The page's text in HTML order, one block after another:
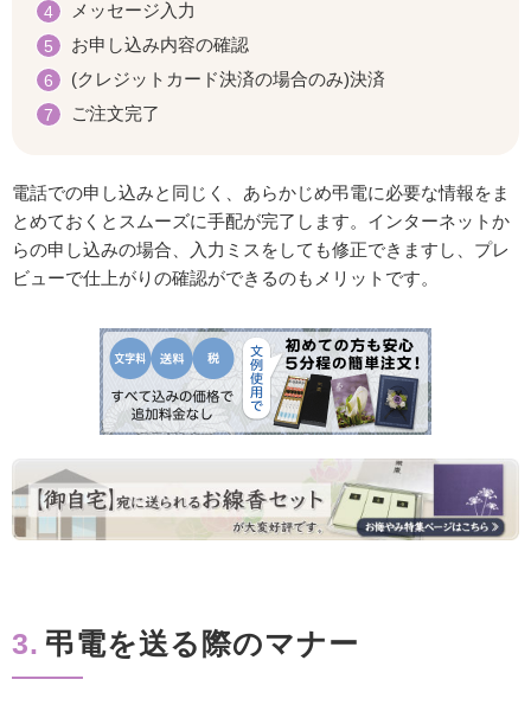
メッセージ入力
お申し込み内容の確認
(クレジットカード決済の場合のみ)決済
ご注文完了
電話での申し込みと同じく、あらかじめ弔電に必要な情報をま
とめておくとスムーズに手配が完了します。インターネットか
らの申し込みの場合、入力ミスをしても修正できますし、プレ
ビューで仕上がりの確認ができるのもメリットです。
3. 弔電を送る際のマナー